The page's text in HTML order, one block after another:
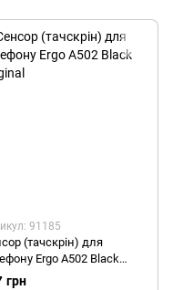
91185
(тачскрін) для
Ergo A502 Black
грн